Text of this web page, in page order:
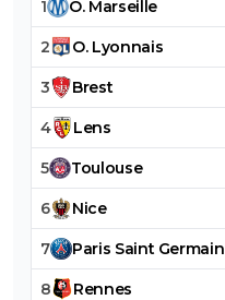
1 O. Marseille
2 O. Lyonnais
3 Brest
4 Lens
5 Toulouse
6 Nice
7 Paris Saint Germain
8 Rennes